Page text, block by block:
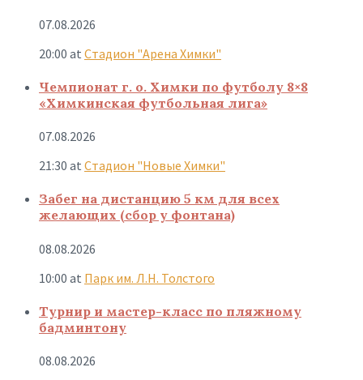
07.08.2026
20:00 at Стадион "Арена Химки"
Чемпионат г. о. Химки по футболу 8×8
«Химкинская футбольная лига»
07.08.2026
21:30 at Стадион "Новые Химки"
Забег на дистанцию 5 км для всех
желающих (сбор у фонтана)
08.08.2026
10:00 at Парк им. Л.Н. Толстого
Турнир и мастер-класс по пляжному
бадминтону
08.08.2026